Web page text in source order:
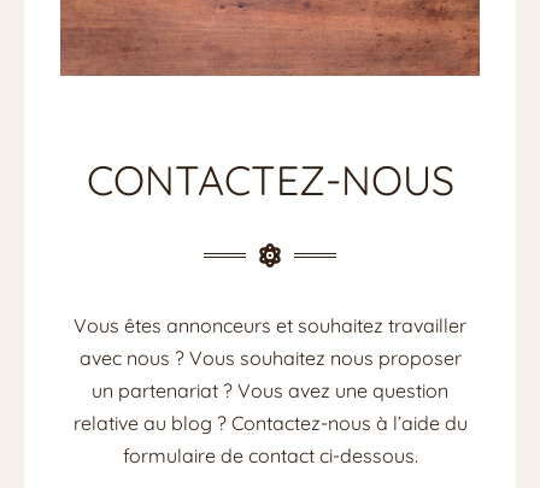
CONTACTEZ-NOUS
Vous êtes annonceurs et souhaitez travailler
avec nous ? Vous souhaitez nous proposer
un partenariat ? Vous avez une question
relative au blog ? Contactez-nous à l’aide du
formulaire de contact ci-dessous.